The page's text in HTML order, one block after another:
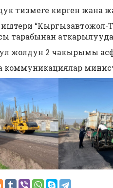
тизмеге кирген жана
“Кыргызавтожол-
тарабынан
жолдун 2 чакырымы
коммуникациялар